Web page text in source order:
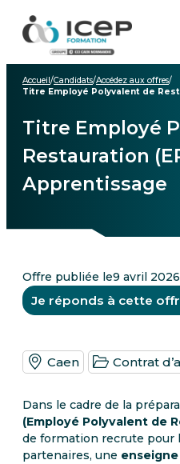
Aller
menu
Aller
contenu
Aller
pied
de
page
Accueil /Candidats/Accédez aux offres/
Titre Employé Polyvalent de
Titre Employé
Restauration
Apprentissage
Offre publiée le9 avril 2026
Je réponds à cette
Caen Contrat
Dans le cadre de la
(Employé Polyvalent de
de formation recrute pour
partenaires, une